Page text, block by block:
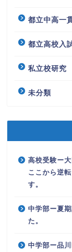
都立中高一
都立高校入
私立校研究
未分類
高校受験ー
ここから逆
す。
中学部ー夏
た。
中学部ー品